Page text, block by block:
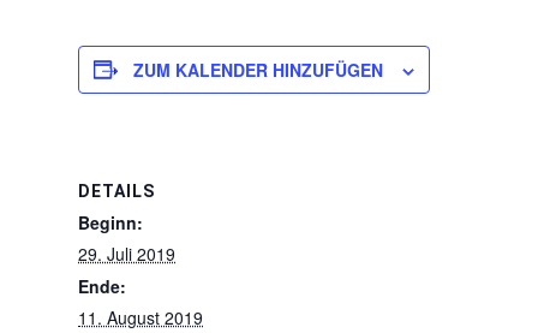
ZUM KALENDER HINZUFÜGEN
DETAILS
Beginn:
29. Juli 2019
Ende:
11. August 2019